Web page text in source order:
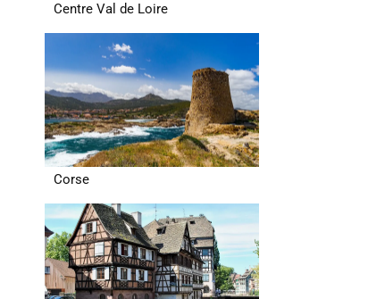
Centre Val de Loire
Corse